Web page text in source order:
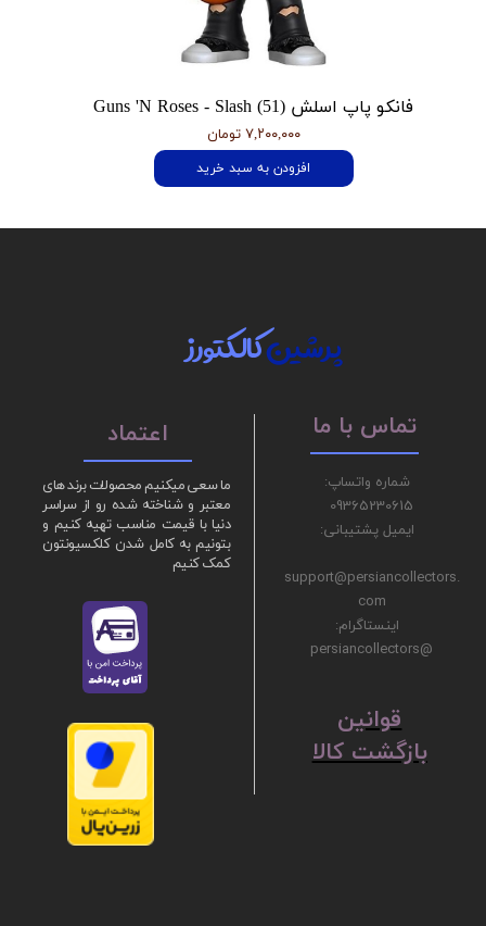
فانکو پاپ اسلش Guns 'N Roses - Slash (51)
۷,۲۰۰,۰۰۰ تومان
افزودن به سبد خرید
ما سعی میکنیم محصولات برند های
معتبر و شناخته شده رو از سراسر
دنیا با قیمت مناسب تهیه کنیم و
بتونیم به کامل شدن کلکسیونتون
کمک کنیم
پرشینکالکتورز
شماره واتساپ:
09365230615
ایمیل پشتیبانی:
support@persiancollectors.
com
اینستاگرام:
@persiancollectors
تماس با ما اعتماد
ق​​​​​​​وانین
بازگشت کالا